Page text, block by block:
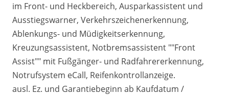
im Front- und Heckbereich, Ausparkassistent und
Ausstiegswarner, Verkehrszeichenerkennung,
Ablenkungs- und Müdigkeitserkennung,
Kreuzungsassistent, Notbremsassistent ""Front
Assist"" mit Fußgänger- und Radfahrererkennung,
Notrufsystem eCall, Reifenkontrollanzeige.
ausl. Ez. und Garantiebeginn ab Kaufdatum /